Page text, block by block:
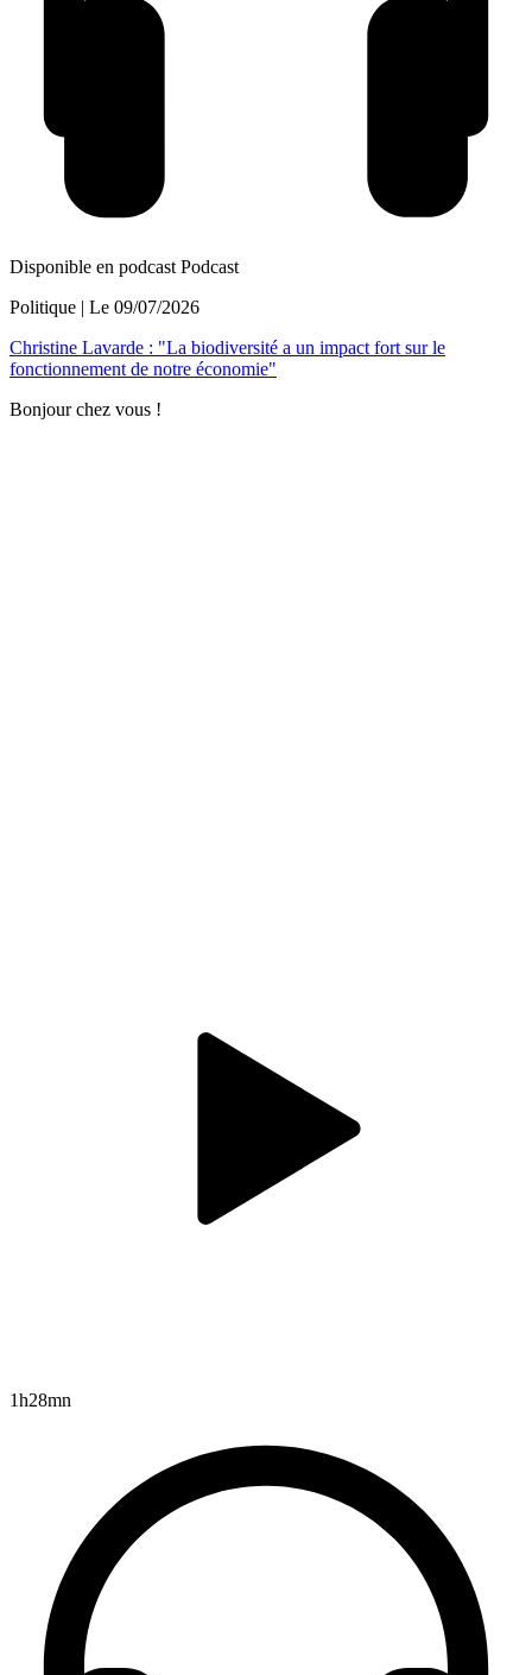
Disponible en podcast Podcast
Politique | Le 09/07/2026
Christine Lavarde : "La biodiversité a un impact fort sur le
fonctionnement de notre économie"
Bonjour chez vous !
1h28mn